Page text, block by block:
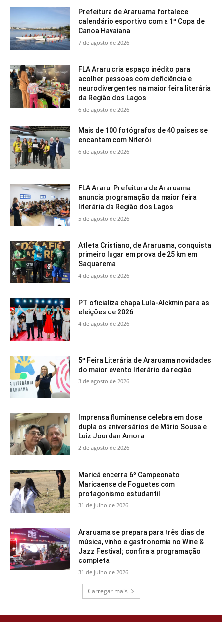
Prefeitura de Araruama fortalece
calendário esportivo com a 1ª Copa de
Canoa Havaiana
7 de agosto de 2026
FLA Araru cria espaço inédito para
acolher pessoas com deficiência e
neurodivergentes na maior feira literária
da Região dos Lagos
6 de agosto de 2026
Mais de 100 fotógrafos de 40 países se
encantam com Niterói
6 de agosto de 2026
FLA Araru: Prefeitura de Araruama
anuncia programação da maior feira
literária da Região dos Lagos
5 de agosto de 2026
Atleta Cristiano, de Araruama, conquista
primeiro lugar em prova de 25 km em
Saquarema
4 de agosto de 2026
PT oficializa chapa Lula-Alckmin para as
eleições de 2026
4 de agosto de 2026
5ª Feira Literária de Araruama novidades
do maior evento literário da região
3 de agosto de 2026
Imprensa fluminense celebra em dose
dupla os aniversários de Mário Sousa e
Luiz Jourdan Amora
2 de agosto de 2026
Maricá encerra 6º Campeonato
Maricaense de Foguetes com
protagonismo estudantil
31 de julho de 2026
Araruama se prepara para três dias de
música, vinho e gastronomia no Wine &
Jazz Festival; confira a programação
completa
31 de julho de 2026
Carregar mais